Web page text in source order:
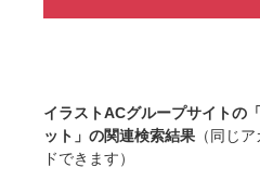
イラストACグループサイトの
ット」の関連検索結果 （同じ
ドできます）